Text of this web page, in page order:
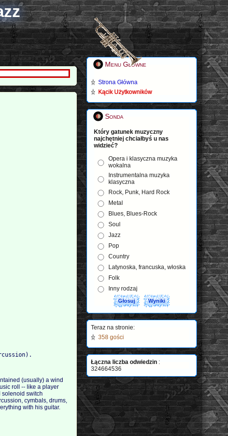
(usually) a wind
roll -- like a player
solenoid switch
cymbals, drums,
with his guitar.
Menu Główne
Strona Główna
Kącik Użytkowników
Sonda
Który gatunek muzyczny
najchętniej chciałbyś u nas
widzieć?
Opera i klasyczna muzyka
wokalna
Instrumentalna muzyka
klasyczna
Rock, Punk, Hard Rock
Metal
Blues, Blues-Rock
Soul
Jazz
Pop
Country
Latynoska, francuska, włoska
Folk
Inny rodzaj
Teraz na stronie:
358 gości
Łączna liczba odwiedzin :
324664536